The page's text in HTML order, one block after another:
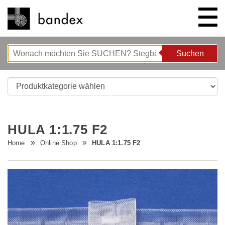
ONLINE SHOP
HIGHLIGHTS
Wave System L'ONDA
Firmenrundgang
Nähanleitung
STELLENANGEBOTE
Suchen
Suchen
HULA 1:1.75 F2
Home Online Shop HULA 1:1.75 F2